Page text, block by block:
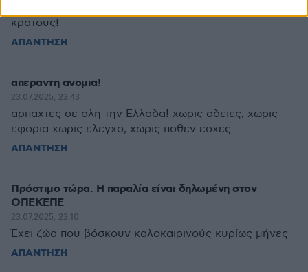
κρατους!
ΑΠΑΝΤΗΣΗ
απεραντη ανομια!
23.07.2025, 23:43
αρπαχτες σε ολη την Ελλαδα! χωρις αδειες, χωρις
εφορια χωρις ελεγχο, χωρις ποθεν εσχες...
ΑΠΑΝΤΗΣΗ
Πρόστιμο τώρα. Η παραλία είναι δηλωμένη στον
ΟΠΕΚΈΠΕ
23.07.2025, 23:10
Έχει ζώα που βόσκουν καλοκαιρινούς κυρίως μήνες
ΑΠΑΝΤΗΣΗ